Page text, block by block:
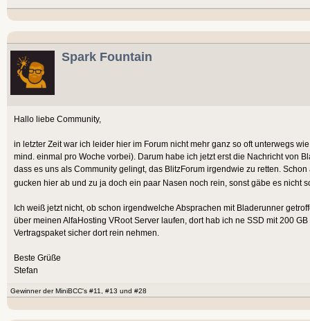
Spark Fountain
Hallo liebe Community,
in letzter Zeit war ich leider hier im Forum nicht mehr ganz so oft unterwegs
mind. einmal pro Woche vorbei). Darum habe ich jetzt erst die Nachricht von
dass es uns als Community gelingt, das BlitzForum irgendwie zu retten.
gucken hier ab und zu ja doch ein paar Nasen noch rein, sonst gäbe es nicht
Ich weiß jetzt nicht, ob schon irgendwelche Absprachen mit Bladerunner
über meinen AlfaHosting VRoot Server laufen, dort hab ich ne SSD mit 200
Vertragspaket sicher dort rein nehmen.
Beste Grüße
Stefan
Gewinner der MiniBCC's #11, #13 und #28